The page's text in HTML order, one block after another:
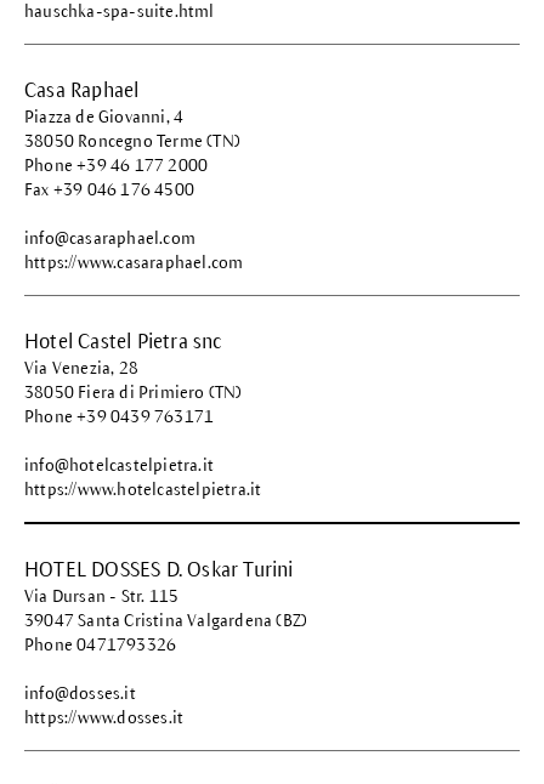
hauschka-spa-suite.html
Casa Raphael
Piazza de Giovanni, 4
38050 Roncegno Terme (TN)
Phone +39 46 177 2000
Fax +39 046 176 4500
info@casaraphael.com
https://www.casaraphael.com
Hotel Castel Pietra snc
Via Venezia, 28
38050 Fiera di Primiero (TN)
Phone +39 0439 763171
info@hotelcastelpietra.it
https://www.hotelcastelpietra.it
HOTEL DOSSES D. Oskar Turini
Via Dursan - Str. 115
39047 Santa Cristina Valgardena (BZ)
Phone 0471793326
info@dosses.it
https://www.dosses.it